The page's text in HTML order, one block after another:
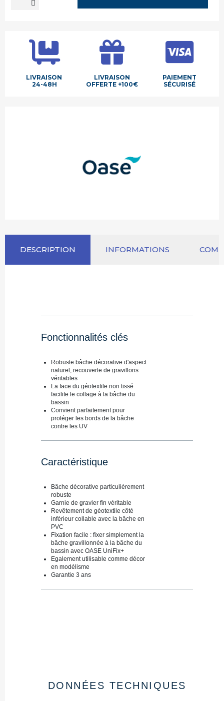
LIVRAISON
24-48H
LIVRAISON
OFFERTE +100€
PAIEMENT
SÉCURISÉ
DESCRIPTION INFORMATIONS
Fonctionnalités clés
Robuste bâche décorative d'aspect
naturel, recouverte de gravillons
véritables
La face du géotextile non tissé
facilite le collage à la bâche du
bassin
Convient parfaitement pour
protéger les bords de la bâche
contre les UV
Caractéristique
Bâche décorative particulièrement
robuste
Garnie de gravier fin véritable
Revêtement de géotextile côté
inférieur collable avec la bâche en
PVC
Fixation facile : fixer simplement la
bâche gravillonnée à la bâche du
bassin avec OASE UniFix+
Egalement utilisable comme décor
en modélisme
Garantie 3 ans
DONNÉES TECHNIQUES